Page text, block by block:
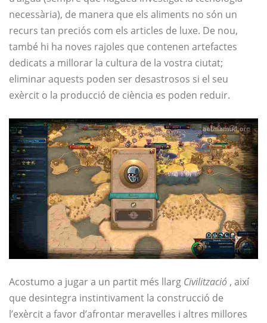
necessària), de manera que els aliments no són un
recurs tan preciós com els articles de luxe. De nou,
també hi ha noves rajoles que contenen artefactes
dedicats a millorar la cultura de la vostra ciutat;
eliminar aquests poden ser desastrosos si el seu
exèrcit o la producció de ciència es poden reduir.
Acostumo a jugar a un partit més llarg Civilització , així
que desintegra instintivament la construcció de
l’exèrcit a favor d’afrontar meravelles i altres millores